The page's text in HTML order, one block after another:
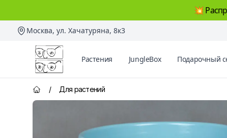
💥
Москва, ул. Хачатуряна, 8к3
Два Ботаника
Растения JungleBox Подарочный
Главная страница
/ Для растений